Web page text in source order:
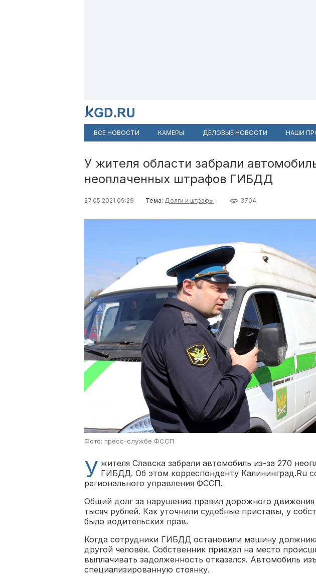
ВСЕ НОВОСТИ КАМЕРЫ ДЕЛОВЫЕ НОВОСТИ НАШИ
У жителя области забрали
неоплаченных штрафов ГИБДД
27.05.2021 09:29 Тема: Долги и штрафы 3704
Фото: пресс-службе ФССП
У жителя Славска забрали автомобиль из-за 270
ГИБДД. Об этом корреспонденту Калининград.Ru
регионального управления ФССП.
Общий долг за нарушение правил дорожного движения
тысяч рублей. Как уточнили судебные приставы, у
было водительских прав.
Когда сотрудники ГИБДД остановили машину
другой человек. Собственник приехал на место
выплачивать задолженность отказался. Автомобиль
специализированную стоянку.